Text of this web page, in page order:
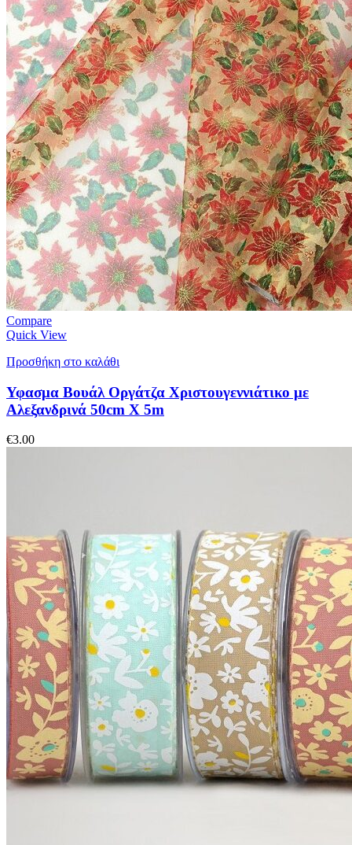
Compare
Quick View
Προσθήκη στο καλάθι
Υφασμα Βουάλ Οργάτζα Χριστουγεννιάτικο με
Αλεξανδρινά 50cm X 5m
€3.00